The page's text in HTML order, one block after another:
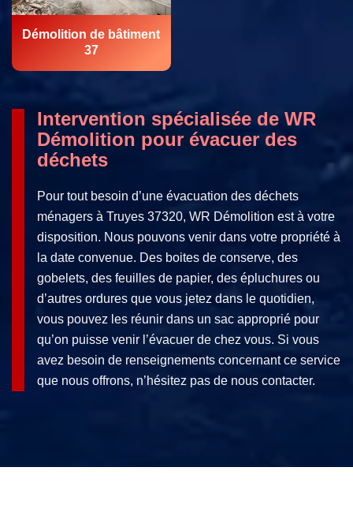
Démolition de bâtiment
37
Intervention spécialisée de WR
Démolition pour évacuer des
déchets
Pour tout besoin d’une évacuation des déchets
ménagers à Truyes 37320, WR Démolition est à votre
disposition. Nous pouvons venir dans votre propriété à
la date convenue. Des boites de conserve, des
gobelets, des feuilles de papier, des épluchures ou
d’autres ordures que vous jetez dans le quotidien,
vous pouvez les réunir dans un sac approprié pour
qu’on puisse venir l’évacuer de chez vous. Si vous
avez besoin de renseignements concernant ce service
que nous offrons, n’hésitez pas de nous contacter.